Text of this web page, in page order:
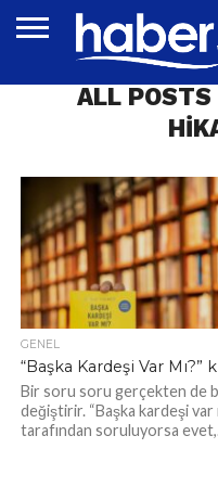
EĞITIM
EKONOMI
GENEL
MAGAZIN
OTOMOTIV
SIYASET
SPOR
TEKNOLOJI
ALL
GENEL
“Başka Kardeşi Var
Bir soru soru gerçekten de
değiştirir. “Başka kardeşi
tarafından soruluyorsa